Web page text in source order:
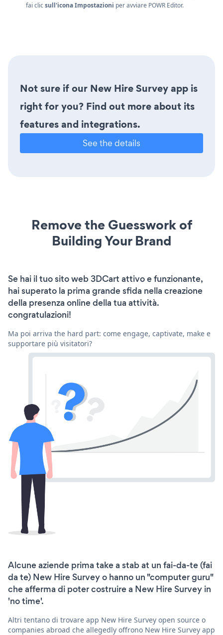
fai clicsull'icona Impostazioni per avviare POWR Editor.
Not sure if our New Hire Survey app is
right for you? Find out more about its
features and integrations.
See the details
Remove the Guesswork of
Building Your Brand
Se hai il tuo sito web 3DCart attivo e funzionante,
hai superato la prima grande sfida nella creazione
della presenza online della tua attività.
congratulazioni!
Ma poi arriva the hard part: come engage, captivate, make e
supportare più visitatori?
Alcune aziende prima take a stab at un fai-da-te (fai
da te) New Hire Survey o hanno un "computer guru"
che afferma di poter costruire a New Hire Survey in
'no time'.
Altri tentano di trovare app New Hire Survey open source o
companies abroad che allegedly offrono New Hire Survey app